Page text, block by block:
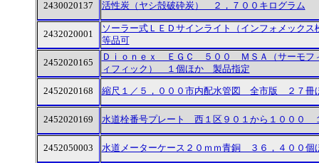
2430020137 活性炭（ヤシ殻破砕炭） ２，７００キログラム
2432020001
ソーラー式ＬＥＤサインライト（インフォメック
等品可
2452020165
Ｄｉｏｎｅｘ ＥＧＣ ５００ ＭＳＡ（サーモフ
ィフィック） １個ほか 製品指定
2452020168 縮尺１／５，０００市内配水管図 全市版 ２７冊
2452020169 水道栓番号プレート 西１区９０１から１０００
2452050003 水道メーターケース２０ｍｍ青銅 ３６，４００個